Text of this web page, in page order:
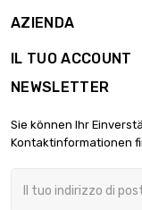
AZIENDA
IL TUO ACCOUNT
NEWSLETTER
Sie können Ihr
Kontaktinformationen